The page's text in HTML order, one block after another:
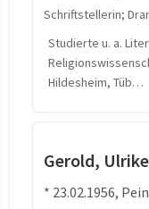
Schriftstellerin;
Studierte u. a.
Hildesheim, Tüb…
Gerold, Ulrike
* 23.02.1956,